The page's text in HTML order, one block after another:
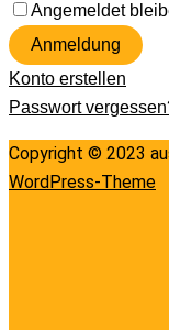
Angemeldet
Anmeldung
Konto erstellen
Passwort
Copyright © 2023
WordPress-Theme